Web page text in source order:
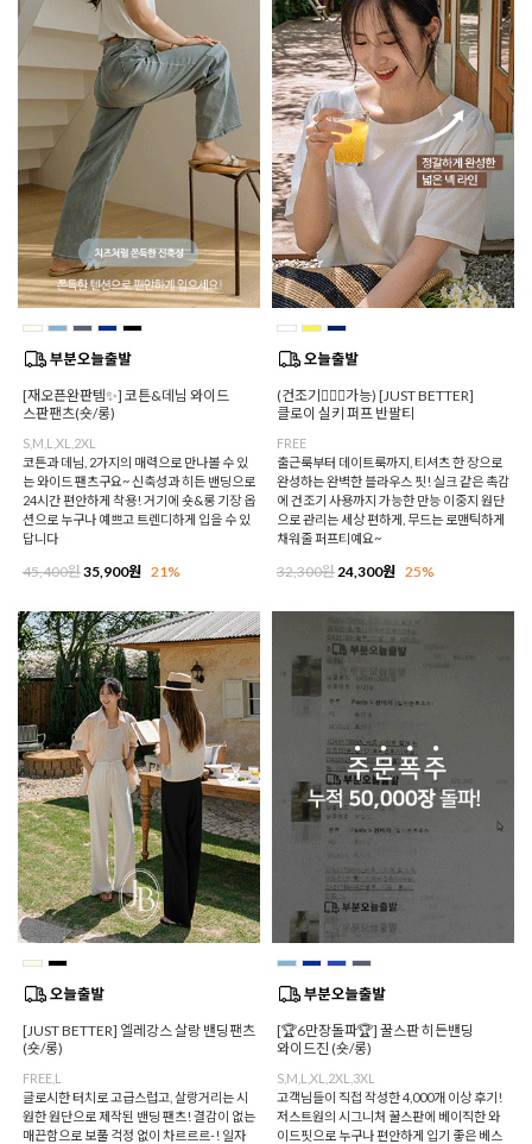
[재오픈완판템✨] 코튼&데님 와이드
스판팬츠(숏/롱)
S,M,L,XL,2XL
코튼과 데님, 2가지의 매력으로 만나볼 수 있
는 와이드 팬츠구요~ 신축성과 히든 밴딩으로
24시간 편안하게 착용! 거기에 숏&롱 기장 옵
션으로 누구나 예쁘고 트렌디하게 입을 수 있
답니다
45,400원35,900원 21%
(건조기🙆🏻‍♀️가능) [JUST BETTER]
클로이 실키 퍼프 반팔티
FREE
출근룩부터 데이트룩까지, 티셔츠 한 장으로
완성하는 완벽한 블라우스 핏! 실크 같은 촉감
에 건조기 사용까지 가능한 만능 이중지 원단
으로 관리는 세상 편하게, 무드는 로맨틱하게
채워줄 퍼프티예요~
32,300원24,300원 25%
[JUST BETTER] 엘레강스 살랑 밴딩팬츠
(숏/롱)
FREE,L
글로시한 터치로 고급스럽고, 살랑거리는 시
원한 원단으로 제작된 밴딩 팬츠! 결감이 없는
매끈함으로 보풀 걱정 없이 차르르르-! 일자
[🏆6만장돌파🏆] 꿀스판 히든밴딩
와이드진 (숏/롱)
S,M,L,XL,2XL,3XL
고객님들이 직접 작성한 4,000개 이상 후기!
저스트원의 시그니처 꿀스판에 베이직한 와
이드핏으로 누구나 편안하게 입기 좋은 베스